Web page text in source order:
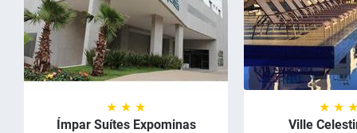
★ ★ ★
Ímpar Suítes Expominas
★ ★
Ville